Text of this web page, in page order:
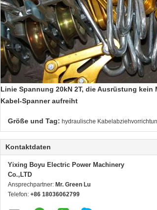
Linie Spannung 20kN 2T, die Ausrüstung
Kabel-Spanner aufreiht
Größe und Tag: hydraulische
Kontaktdaten
Yixing Boyu Electric Power Machinery
Co.,LTD
Ansprechpartner: Mr. Green Lu
Telefon: +86 18036062799